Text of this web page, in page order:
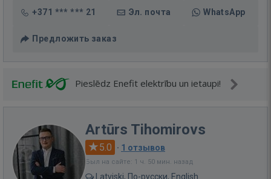
+371 *** *** 21 Эл. почта WhatsApp
Предложить заказ
Pieslēdz Enefit elektrību un ietaupi!
Artūrs Tihomirovs
5.0 · 1 отзывов
Был на сайте: 1 ч. 50 мин. назад
Latviski, По-русски, English